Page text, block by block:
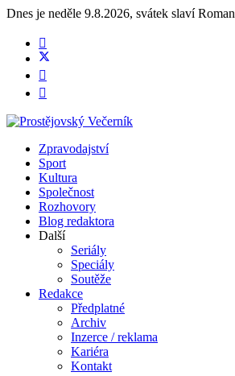
Dnes je neděle 9.8.2026, svátek slavíRoman
Zpravodajství
Sport
Kultura
Společnost
Rozhovory
Blog redaktora
Další
Seriály
Speciály
Soutěže
Redakce
Předplatné
Archiv
Inzerce / reklama
Kariéra
Kontakt